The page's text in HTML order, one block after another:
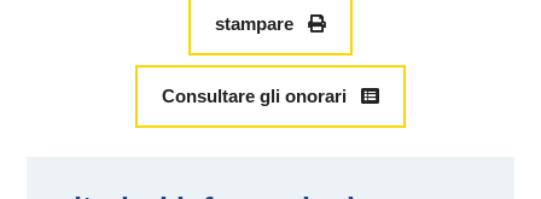
stampare
Consultare gli onorari